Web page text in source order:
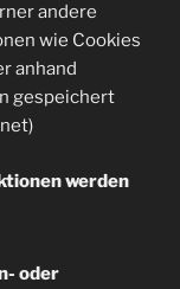
andere
wie Cookies
anhand
gespeichert
werden
oder